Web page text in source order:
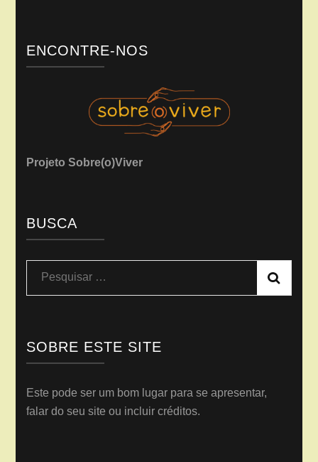
ENCONTRE-NOS
Projeto Sobre(o)Viver
BUSCA
Pesquisar
por:
SOBRE ESTE SITE
Este pode ser um bom lugar para se apresentar,
falar do seu site ou incluir créditos.